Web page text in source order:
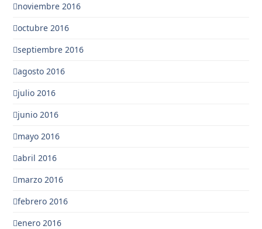
noviembre 2016
octubre 2016
septiembre 2016
agosto 2016
julio 2016
junio 2016
mayo 2016
abril 2016
marzo 2016
febrero 2016
enero 2016